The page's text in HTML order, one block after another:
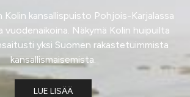
Kolin kansallispuisto Pohjois-Karjalassa
vuodenaikoina. Näkymä Kolin huipuilta
yksi Suomen rakastetuimmista
kansallismaisemista.
LUE LISÄÄ